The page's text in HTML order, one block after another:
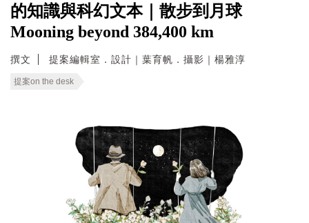
的知識與科幻文本｜散步到月球
Mooning beyond 384,400 km
撰文 提案編輯室．設計｜葉育帆．攝影｜楊雅淳
提案on the desk